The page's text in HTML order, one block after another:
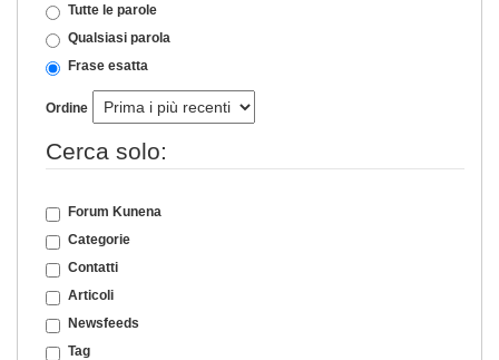
Tutte le parole
Qualsiasi parola
Frase esatta
Ordine
Cerca solo:
Forum Kunena
Categorie
Contatti
Articoli
Newsfeeds
Tag